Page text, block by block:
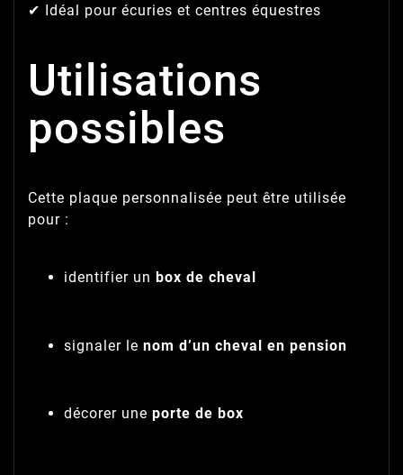
✔ Idéal pour écuries et centres équestres
Utilisations
possibles
Cette plaque personnalisée peut être utilisée
pour :
identifier un box de cheval
signaler le nom d’un cheval en pension
décorer une porte de box